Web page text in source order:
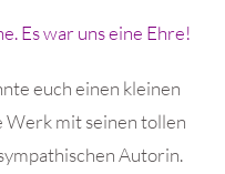
Es war uns eine Ehre!
euch einen kleinen
Werk mit seinen tollen
Autorin.